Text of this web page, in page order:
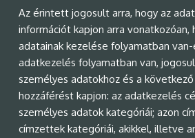
Az érintett jogosult arra, hogy az
információt kapjon arra vonatkozóan,
adatainak kezelése folyamatban van-
adatkezelés folyamatban van,
személyes adatokhoz és a
hozzáférést kapjon: az adatkezelés
személyes adatok kategóriái; azon
címzettek kategóriái, akikkel, illetve